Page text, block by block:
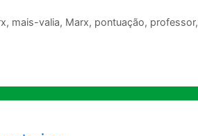
, mais-valia, Marx, pontuação, professor,